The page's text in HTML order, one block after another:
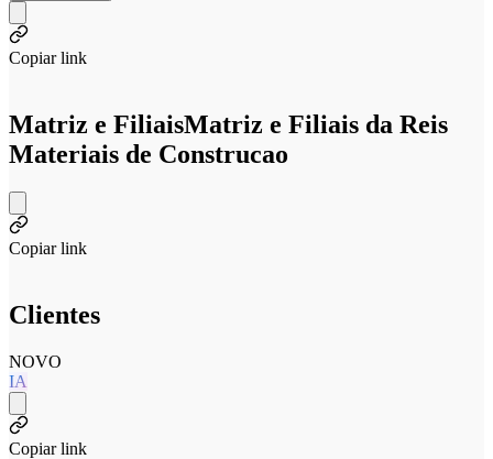
Copiar link
Matriz e FiliaisMatriz e Filiais da Reis
Materiais de Construcao
Copiar link
Clientes
NOVO
IA
Copiar link